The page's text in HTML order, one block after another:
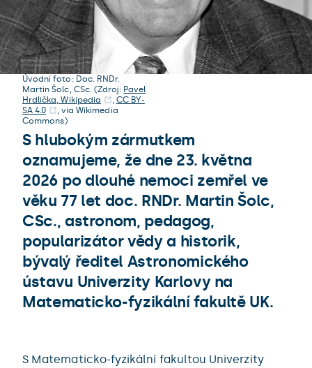
Úvodní foto: Doc. RNDr.
Martin Šolc, CSc. (Zdroj: Pavel
Hrdlička, Wikipedia
, CC BY-
SA 4.0
, via Wikimedia
Commons)
S hlubokým zármutkem
oznamujeme, že dne 23. května
2026 po dlouhé nemoci zemřel ve
věku 77 let doc. RNDr. Martin Šolc,
CSc., astronom, pedagog,
popularizátor vědy a historik,
bývalý ředitel Astronomického
ústavu Univerzity Karlovy na
Matematicko-fyzikální fakultě UK.
S Matematicko-fyzikální fakultou Univerzity